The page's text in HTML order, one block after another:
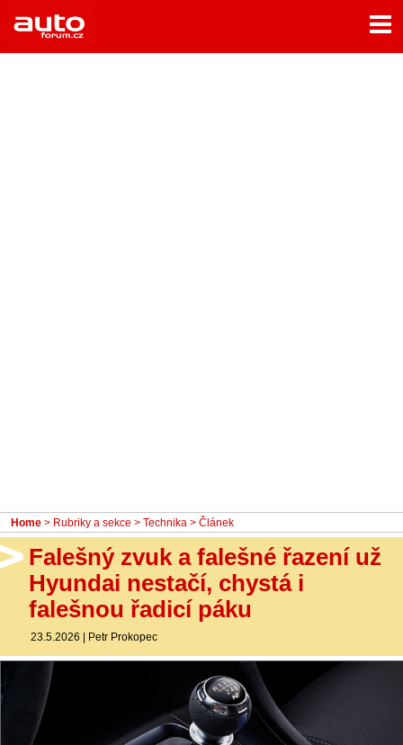
Home
Rubriky
Home > Rubriky a sekce > Technika > Článek
Falešný zvuk a falešné řazení už
Hyundai nestačí, chystá i
falešnou řadicí páku
23.5.2026 | Petr Prokopec